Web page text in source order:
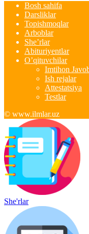
Bosh sahifa
Darsliklar
Topishmoqlar
Arboblar
She’rlar
Abituriyentlar
O’qituvchilar
Imtihon
Ish rejalar
Attestatsiya
Testlar
© www.ilmlar.uz
She'rlar